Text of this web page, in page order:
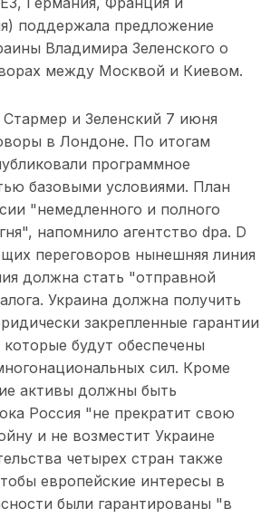
поддержала предложение
Владимира Зеленского о
между Москвой и Киевом.
и Зеленский 7 июня
в Лондоне. По итогам
программное
базовыми условиями. План
"немедленного и полного
напомнило агентство dpa. D
переговоров нынешняя линия
должна стать "отправной
Украина должна получить
закрепленные гарантии
будут обеспечены
сил. Кроме
активы должны быть
Россия "не прекратит свою
и не возместит Украине
четырех стран также
европейские интересы в
были гарантированы "в